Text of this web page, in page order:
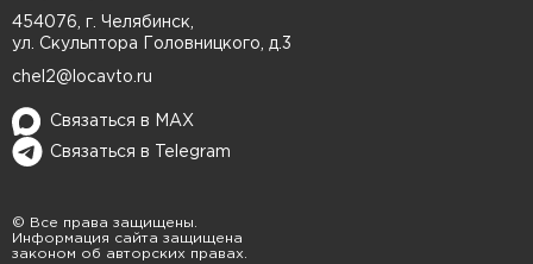
454076, г. Челябинск,
ул. Скульптора Головницкого, д.3
chel2@locavto.ru
Связаться в MAX
Связаться в Telegram
© Все права защищены.
Информация сайта защищена
законом об авторских правах.